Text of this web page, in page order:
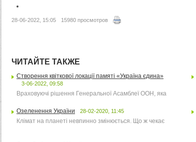
28-06-2022, 15:05 15980 просмотров
ЧИТАЙТЕ ТАКЖЕ
Створення квіткової локації памяті «Україна єдина»
3-06-2022, 09:58
Враховуючі рішення Генеральної Асамблеї ООН, яка
Озеленення України 28-02-2020, 11:45
Клімат на планеті невпинно змінюється. Що ж чекає